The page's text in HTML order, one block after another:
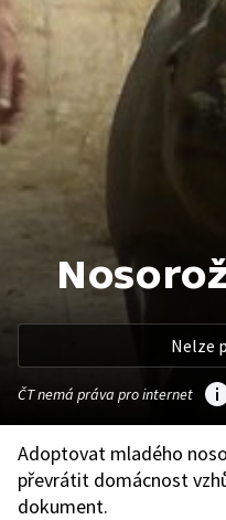
Nelze
ČT nemá práva pro internet
Adoptovat mladého
převrátit domácnost
dokument.